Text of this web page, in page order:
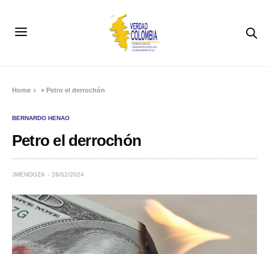
Home »Petro el derrochón
BERNARDO HENAO
Petro el derrochón
JMENDOZA 28/02/2024